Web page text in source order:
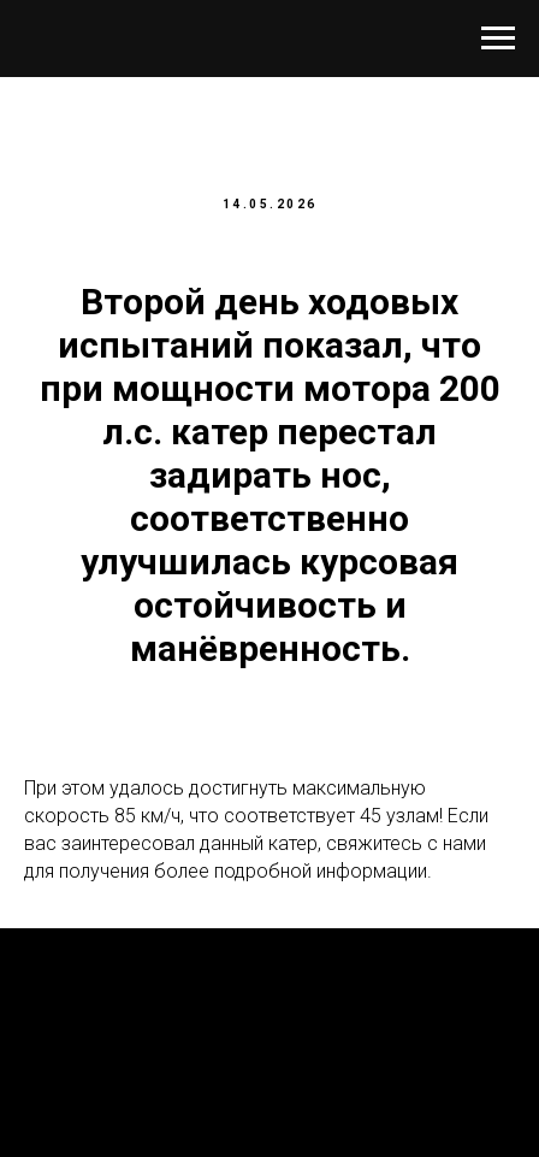
14.05.2026
Второй день ходовых
испытаний показал, что
при мощности мотора 200
л.с. катер перестал
задирать нос,
соответственно
улучшилась курсовая
остойчивость и
манёвренность.
При этом удалось достигнуть максимальную
скорость 85 км/ч, что соответствует 45 узлам! Если
вас заинтересовал данный катер, свяжитесь с нами
для получения более подробной информации.